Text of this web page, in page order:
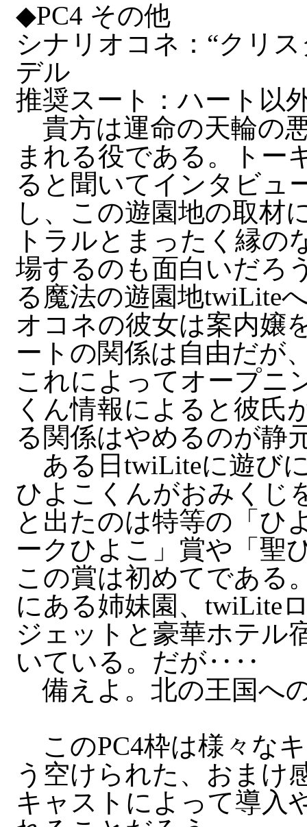
◆PC4 その他
シナリオコネ：“クリ
デル
推奨スート：ハート以
貴方は運命の天輪の
まれる役である。トー
ると聞いてインタビュ
し、この遊園地の取材
トラルとまったく縁の
場するのも面白いだろ
る魔法の遊園地twiLite
オコネの彼女は案内嬢
ートの関係は自由だが
これによってオープニ
くん情報によると彼氏
る関係はやめるのが静
ある日twiLiteに遊び
ひよこくんがおみくじ
と出たのは特等の「ひ
ークひよこ」賞や「聖
この賞は初めてである
にある姉妹園、twiLite
ジェットと豪華ホテル
いている。だが‥‥
備えよ。北の王国へ
このPC4枠は様々な
う空けられた、おまけ
キャストによって導入